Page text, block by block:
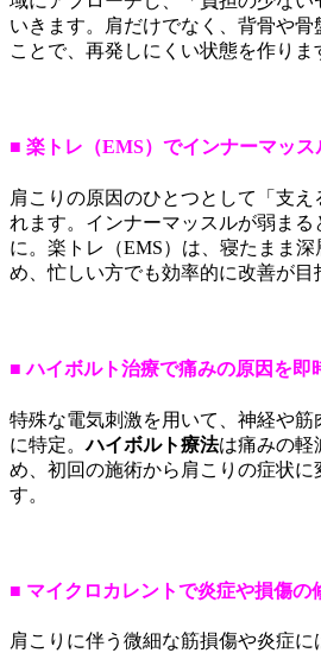
いきます。肩だけでなく、背骨や骨
ことで、再発しにくい状態を作りま
■ 楽トレ（EMS）でインナーマッス
肩こりの原因のひとつとして「支
れます。インナーマッスルが弱ま
に。楽トレ（EMS）は、寝たまま
め、忙しい方でも効率的に改善が目
■ ハイボルト治療で痛みの原因を即
特殊な電気刺激を用いて、神経や
に特定。ハイボルト療法は痛みの軽
め、初回の施術から肩こりの症状
す。
■ マイクロカレントで炎症や損傷の
肩こりに伴う微細な筋損傷や炎症に